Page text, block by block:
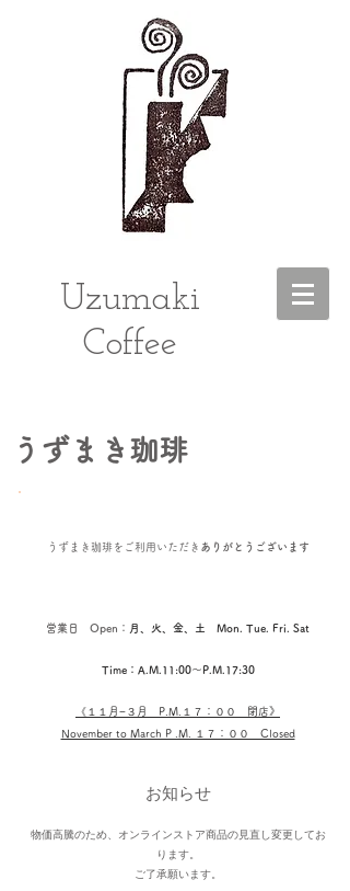
Uzumaki
Coffee
うずまき珈琲
うずまき珈琲を ご利用いただき ありがとうございます
営業日 Open： 月、火、金、土 Mon. Tue. Fri. Sat
Time：A.M.11:00〜P.M.17:30
《１１ 月−３月​ P.M.１７：００ 閉店 》
November to March P .M. １７：００ Closed
お知らせ
物価高騰のため、オンラインストア商品の見直し変更してお
ります。
​ご了承願います。